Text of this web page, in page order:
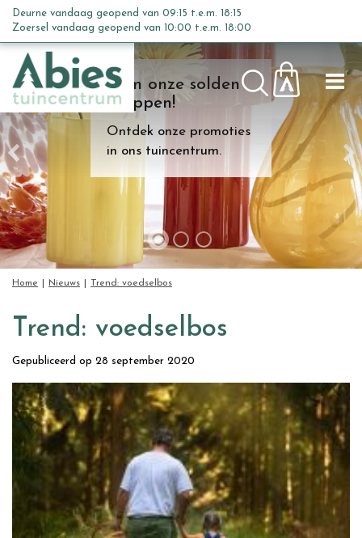
n
c
o
n
t
e
n
t
Kom onze solden
shoppen!
Ontdek onze promoties
in ons tuincentrum.
Home Nieuws Trend: voedselbos
Deurne vandaag geopend van 09:15 t.e.m. 18:15
Zoersel vandaag geopend van 10:00 t.e.m. 18:00
Trend: voedselbos
Gepubliceerd op 28 september 2020